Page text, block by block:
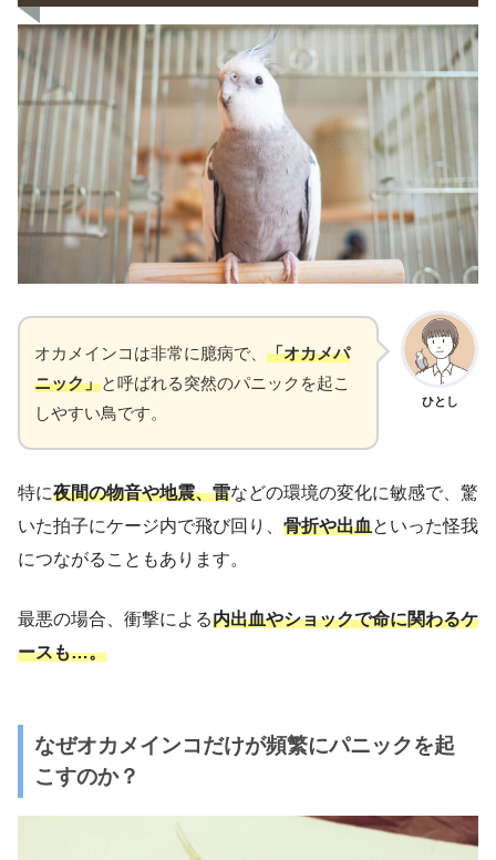
ひとし
オカメインコは非常に臆病で、 「オカメパ
ニック」と呼ばれる突然のパニックを起こ
しやすい鳥です。
特に夜間の物音や地震、雷などの環境の変化に敏感で、驚
いた拍子にケージ内で飛び回り、 骨折や出血といった怪我
につながることもあります。
最悪の場合、衝撃による内出血やショックで命に関わるケ
ースも…。
なぜオカメインコだけが頻繁にパニックを起
こすのか？